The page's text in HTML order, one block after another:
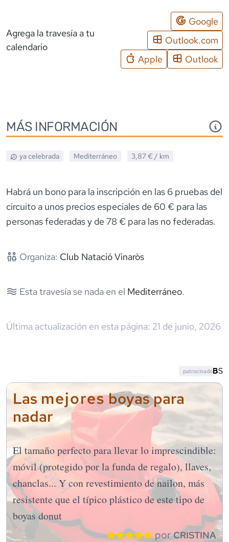
Agrega la travesía a tu
calendario
Google
Outlook.com
Apple
Outlook
MÁS INFORMACIÓN
ya celebrada Mediterráneo 3,87 € / km
Habrá un bono para la inscripción en las 6 pruebas del
circuito a unos precios especiales de 60 € para las
Organiza: Club Natació Vinaròs
Esta travesía se nada en el Mediterráneo.
Última actualización en esta página: 21 de junio, 2026
Las mejoresboyas para
nadar
El tamaño perfecto para llevar lo imprescindible:
móvil (protegido por la funda de regalo), llaves,
chanclas... Y con revestimiento de nailon, más
resistente que el típico plástico de este tipo de
boyas donut
porCRISTINA
patrocinado